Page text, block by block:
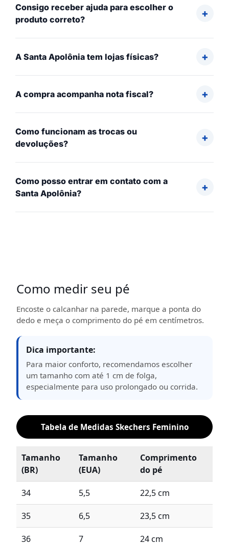
Consigo receber ajuda para escolher o
produto correto?
A Santa Apolônia tem lojas físicas?
A compra acompanha nota fiscal?
Como funcionam as trocas ou
devoluções?
Como posso entrar em contato com a
Santa Apolônia?
Como medir seu pé
Encoste o calcanhar na parede, marque a ponta do
dedo e meça o comprimento do pé em centímetros.
Dica importante:
Para maior conforto, recomendamos escolher
um tamanho com até 1 cm de folga,
especialmente para uso prolongado ou corrida.
Tabela de Medidas Skechers Feminino
Tamanho
(BR)
Tamanho
(EUA)
Comprimento
do pé
34 5,5 22,5 cm
35 6,5 23,5 cm
36 7 24 cm